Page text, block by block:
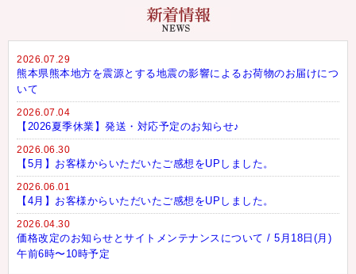
2026.07.29
熊本県熊本地方を震源とする地震の影響によるお荷物のお届けにつ
いて
2026.07.04
【2026夏季休業】発送・対応予定のお知らせ♪
2026.06.30
【5月】お客様からいただいたご感想をUPしました。
2026.06.01
【4月】お客様からいただいたご感想をUPしました。
2026.04.30
価格改定のお知らせとサイトメンテナンスについて / 5月18日(月)
午前6時〜10時予定